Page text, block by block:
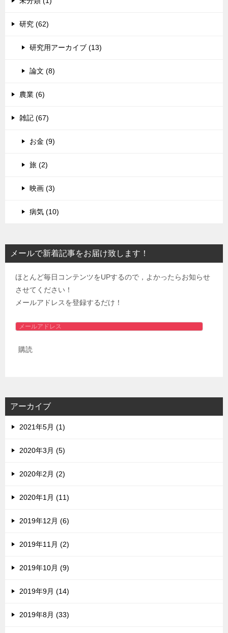
研究 (62)
研究用アーカイブ (13)
論文 (8)
農業 (6)
雑記 (67)
お金 (9)
旅 (2)
映画 (3)
病気 (10)
メールで新着記事をお届け致します！
ほとんど毎日コンテンツをUPするので，よかったらお知らせ
させてください！
メールアドレスを登録するだけ！
メ
ル
ス
購読
アーカイブ
2021年5月 (1)
2020年3月 (5)
2020年2月 (2)
2020年1月 (11)
2019年12月 (6)
2019年11月 (2)
2019年10月 (9)
2019年9月 (14)
2019年8月 (33)